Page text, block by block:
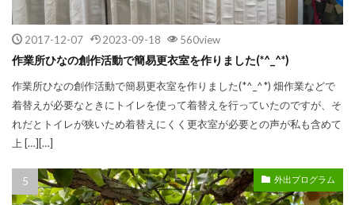
2017-12-07 2023-09-18 560view
作業所ひなの創作活動で簡易更衣室を作りました(*^_^*)
作業所ひなの創作活動で簡易更衣室を作りました(*^_^*) 畑作業などで
着替えが必要なときにトイレを使って着替えを行っていたのですが、そ
れだとトイレが狭いため着替えにくく更衣室が必要との声が私も含めて
上 […][…]
外出プログラム